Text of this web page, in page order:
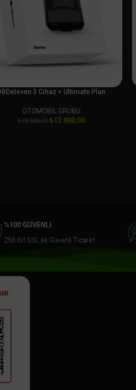
3 Cihaz + Ultimate Plan
OTOMOBİL GRUBU
₺18.500,00 ₺13.900,00
%100 GÜVENLİ
256 Bit SSL ile Güvenli Ticaret